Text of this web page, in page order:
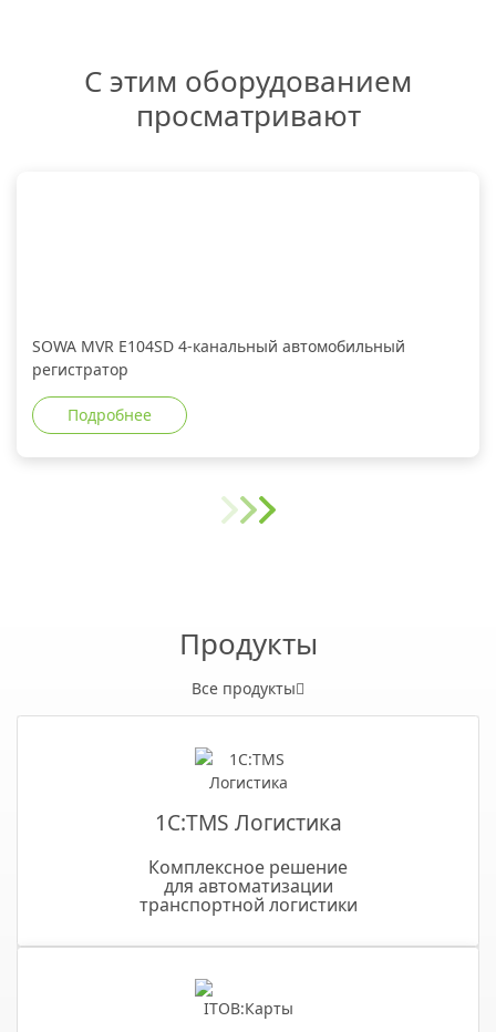
С этим оборудованием
просматривают
SOWA MVR E104SD 4-канальный автомобильный
регистратор
Подробнее
Продукты
Все продукты
1С:TMS Логистика
Комплексное решение
для автоматизации
транспортной логистики